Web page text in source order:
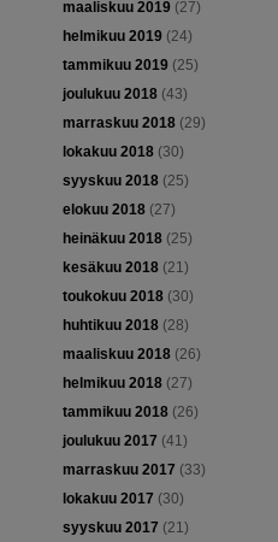
maaliskuu 2019(27)
helmikuu 2019(24)
tammikuu 2019(25)
joulukuu 2018(43)
marraskuu 2018(29)
lokakuu 2018(30)
syyskuu 2018(25)
elokuu 2018(27)
heinäkuu 2018(25)
kesäkuu 2018(21)
toukokuu 2018(30)
huhtikuu 2018(28)
maaliskuu 2018(26)
helmikuu 2018(27)
tammikuu 2018(26)
joulukuu 2017 (41)
marraskuu 2017 (33)
lokakuu 2017 (30)
syyskuu 2017 (21)